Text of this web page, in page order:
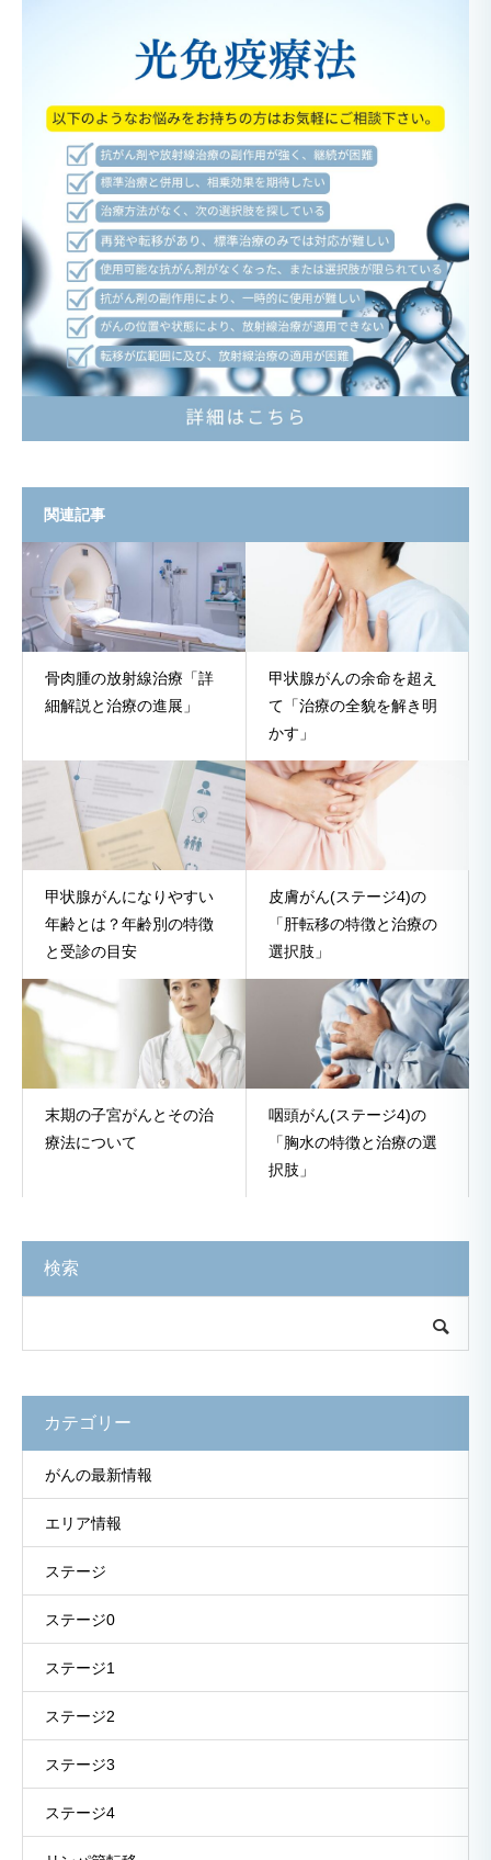
関連記事
骨肉腫の放射線治療「詳
細解説と治療の進展」
甲状腺がんの余命を超え
て「治療の全貌を解き明
かす」
甲状腺がんになりやすい
年齢とは？年齢別の特徴
と受診の目安
皮膚がん(ステージ4)の
「肝転移の特徴と治療の
選択肢」
末期の子宮がんとその治
療法について
咽頭がん(ステージ4)の
「胸水の特徴と治療の選
択肢」
検索
カテゴリー
がんの最新情報
エリア情報
ステージ
ステージ0
ステージ1
ステージ2
ステージ3
ステージ4